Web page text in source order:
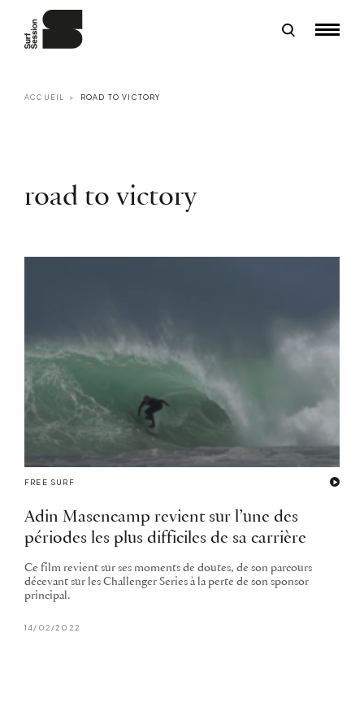
ACCUEIL ROAD TO VICTORY
road to victory
FREE SURF
Adin Masencamp revient sur l’une des
périodes les plus difficiles de sa carrière
Ce film revient sur ses moments de doutes, de son parcours
décevant sur les Challenger Series à la perte de son sponsor
principal.
14/02/2022